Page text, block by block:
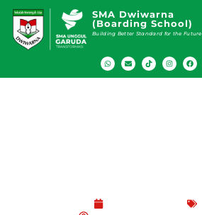
SMA Dwiwarna
(Boarding School)
Building Better Standard for the Future